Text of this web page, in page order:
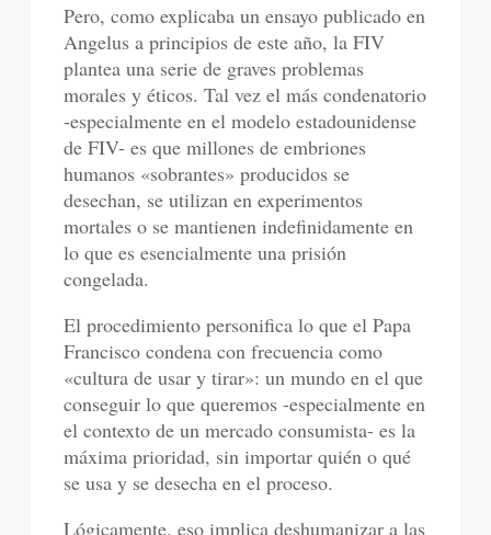
Pero, como explicaba un ensayo publicado en
Angelus a principios de este año, la FIV
plantea una serie de graves problemas
morales y éticos. Tal vez el más condenatorio
-especialmente en el modelo estadounidense
de FIV- es que millones de embriones
humanos «sobrantes» producidos se
desechan, se utilizan en experimentos
mortales o se mantienen indefinidamente en
lo que es esencialmente una prisión
congelada.
El procedimiento personifica lo que el Papa
Francisco condena con frecuencia como
«cultura de usar y tirar»: un mundo en el que
conseguir lo que queremos -especialmente en
el contexto de un mercado consumista- es la
máxima prioridad, sin importar quién o qué
se usa y se desecha en el proceso.
Lógicamente, eso implica deshumanizar a las